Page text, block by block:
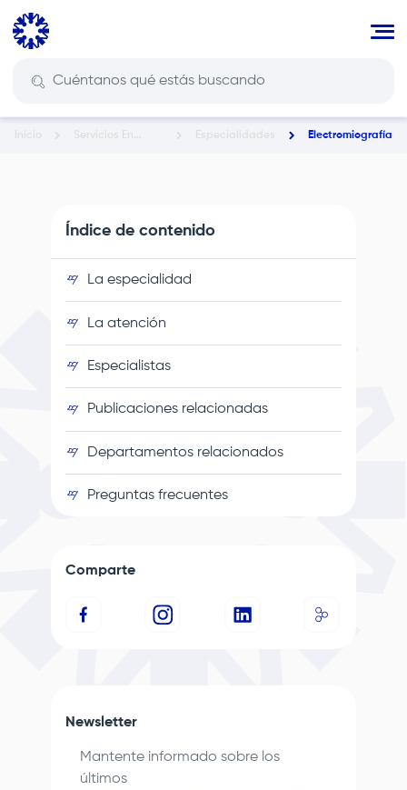
Pasar
principal
Inicio
Servicios En
Especialidades Electromiografía
Índice de contenido
La especialidad
La atención
Especialistas
Publicaciones relacionadas
Departamentos relacionados
Preguntas frecuentes
Comparte
Newsletter
Mantente informado sobre los
últimos